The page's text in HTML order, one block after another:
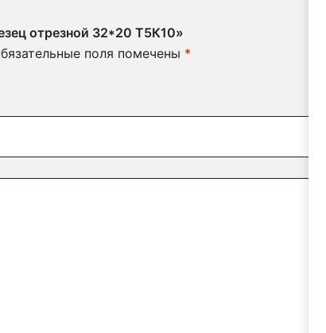
отрезной 32*20 Т5К10»
поля помечены *